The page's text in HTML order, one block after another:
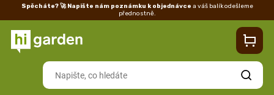
Spěcháte? 🚀 Napište nám poznámku k objednávce a váš balík odešleme
přednostně.
Vrácení/reklamace
Hledat